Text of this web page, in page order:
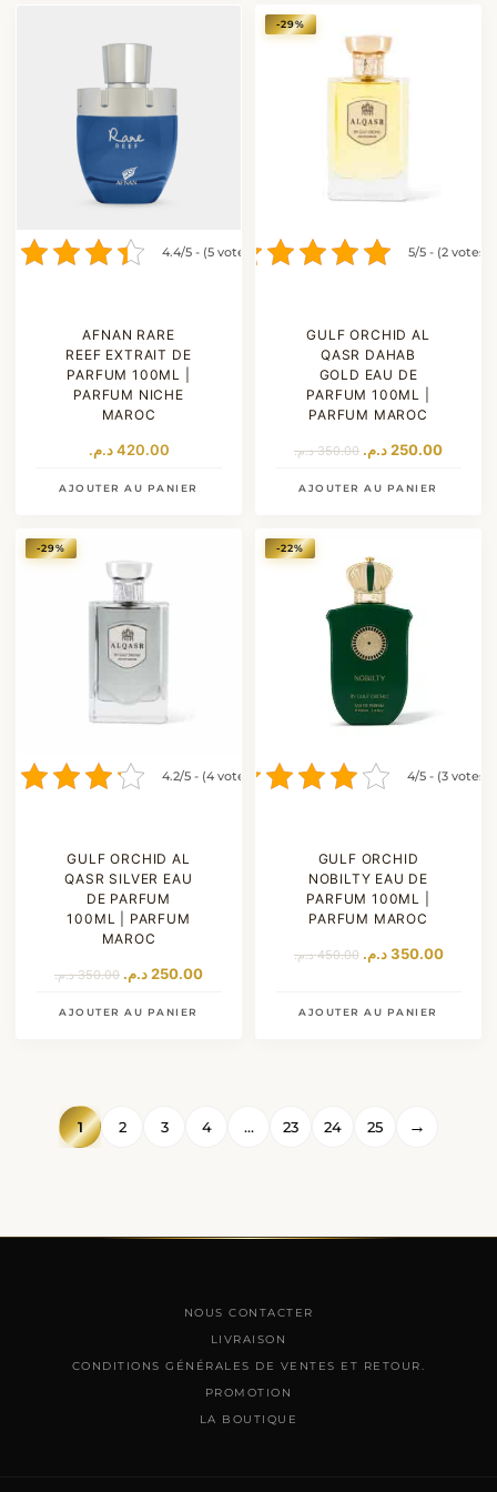
4.4/5 - (5 votes)
AFNAN RARE
REEF EXTRAIT DE
PARFUM 100ML |
PARFUM NICHE
MAROC
420.00 د.م.
AJOUTER AU PANIER
-29%
5/5 - (2 votes)
GULF ORCHID AL
QASR DAHAB
GOLD EAU DE
PARFUM 100ML |
PARFUM MAROC
350.00 د.م.
Le
initial
250.00د.م.
Le
AJOUTER AU PANIER
-29%
4.2/5 - (4 votes)
GULF ORCHID AL
QASR SILVER EAU
DE PARFUM
100ML | PARFUM
MAROC
350.00 د.م.
Le
initial
250.00د.م.
Le
AJOUTER AU PANIER
-22%
4/5 - (3 votes)
GULF ORCHID
NOBILTY EAU DE
PARFUM 100ML |
PARFUM MAROC
450.00 د.م.
Le
était :
350.00 د.م.
Le
AJOUTER AU PANIER
1 2 3 4 … 23 24 25 →
NOUS CONTACTER
LIVRAISON
CONDITIONS GÉNÉRALES DE VENTES ET RETOUR.
PROMOTION
LA BOUTIQUE